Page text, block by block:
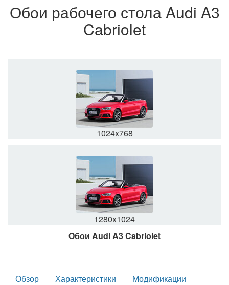
Обои рабочего стола Audi A3
Cabriolet
1024x768
1280x1024
Обои Audi A3 Cabriolet
Обзор Характеристики
Модификации